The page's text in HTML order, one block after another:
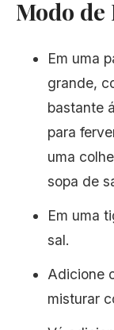
Modo
Em uma
grande,
bastante
para
uma
sopa de
Em uma
sal.
Adicione
misturar